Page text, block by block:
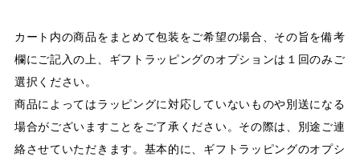
カート内の商品をまとめて包装をご希望の場合、その旨を備考
欄にご記入の上、ギフトラッピングのオプションは１回のみご
選択ください。
商品によってはラッピングに対応していないものや別送になる
場合がございますことをご了承ください。その際は、別途ご連
絡させていただきます。基本的に、ギフトラッピングのオプシ